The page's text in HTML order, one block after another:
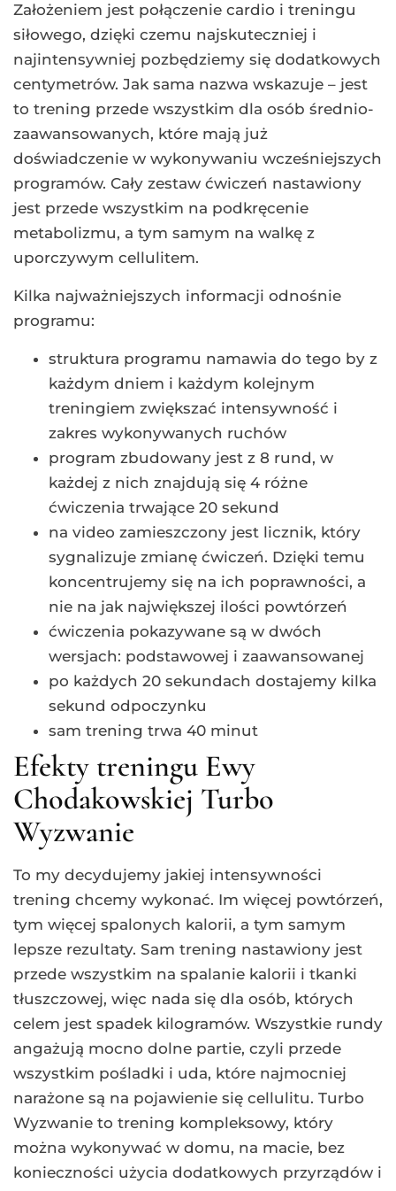
Założeniem jest połączenie cardio i treningu
siłowego, dzięki czemu najskuteczniej i
najintensywniej pozbędziemy się dodatkowych
centymetrów. Jak sama nazwa wskazuje – jest
to trening przede wszystkim dla osób średnio-
zaawansowanych, które mają już
doświadczenie w wykonywaniu wcześniejszych
programów. Cały zestaw ćwiczeń nastawiony
jest przede wszystkim na podkręcenie
metabolizmu, a tym samym na walkę z
uporczywym cellulitem.
Kilka najważniejszych informacji odnośnie
programu:
struktura programu namawia do tego by z
każdym dniem i każdym kolejnym
treningiem zwiększać intensywność i
zakres wykonywanych ruchów
program zbudowany jest z 8 rund, w
każdej z nich znajdują się 4 różne
ćwiczenia trwające 20 sekund
na video zamieszczony jest licznik, który
sygnalizuje zmianę ćwiczeń. Dzięki temu
koncentrujemy się na ich poprawności, a
nie na jak największej ilości powtórzeń
ćwiczenia pokazywane są w dwóch
wersjach: podstawowej i zaawansowanej
po każdych 20 sekundach dostajemy kilka
sekund odpoczynku
sam trening trwa 40 minut
Efekty treningu Ewy
Chodakowskiej Turbo
Wyzwanie
To my decydujemy jakiej intensywności
trening chcemy wykonać. Im więcej powtórzeń,
tym więcej spalonych kalorii, a tym samym
lepsze rezultaty. Sam trening nastawiony jest
przede wszystkim na spalanie kalorii i tkanki
tłuszczowej, więc nada się dla osób, których
celem jest spadek kilogramów. Wszystkie rundy
angażują mocno dolne partie, czyli przede
wszystkim pośladki i uda, które najmocniej
narażone są na pojawienie się cellulitu. Turbo
Wyzwanie to trening kompleksowy, który
można wykonywać w domu, na macie, bez
konieczności użycia dodatkowych przyrządów i